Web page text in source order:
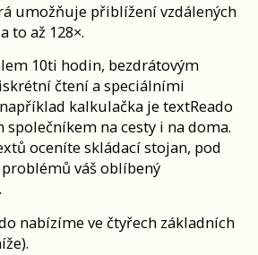
umožňuje přiblížení vzdálených
to až 128×.
10ti hodin, bezdrátovým
čtení a speciálními
kalkulačka je textReado
společníkem na cesty i na doma.
oceníte skládací stojan, pod
váš oblíbený
nabízíme ve čtyřech základních